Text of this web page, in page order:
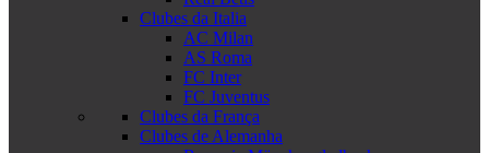
Clubes da Italia
AC Milan
AS Roma
FC Inter
FC Juventus
Clubes da França
Clubes de Alemanha